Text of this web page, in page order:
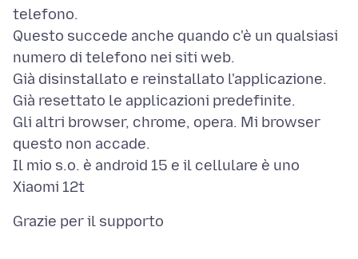
telefono.
Questo succede anche quando c'è un qualsiasi
numero di telefono nei siti web.
Già disinstallato e reinstallato l'applicazione.
Già resettato le applicazioni predefinite.
Gli altri browser, chrome, opera. Mi browser
questo non accade.
Il mio s.o. è android 15 e il cellulare è uno